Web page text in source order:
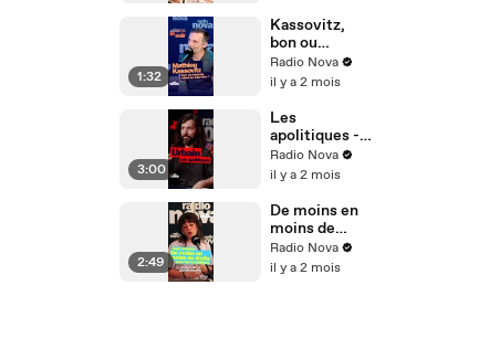
1:32
Kassovitz,
bon ou
mauvais
client en
Radio Nova
il y a 2 mois
3:00
Les
apolitiques -
La chronique
d'Urbain dans
Radio Nova
il y a 2 mois
2:49
De moins en
moins de
droits pour les
travailleurs -
Radio Nova
il y a 2 mois